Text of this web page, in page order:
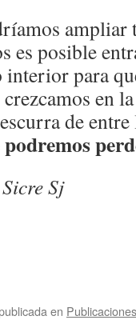
ampliar
es posible
para
en
de
Sj
en